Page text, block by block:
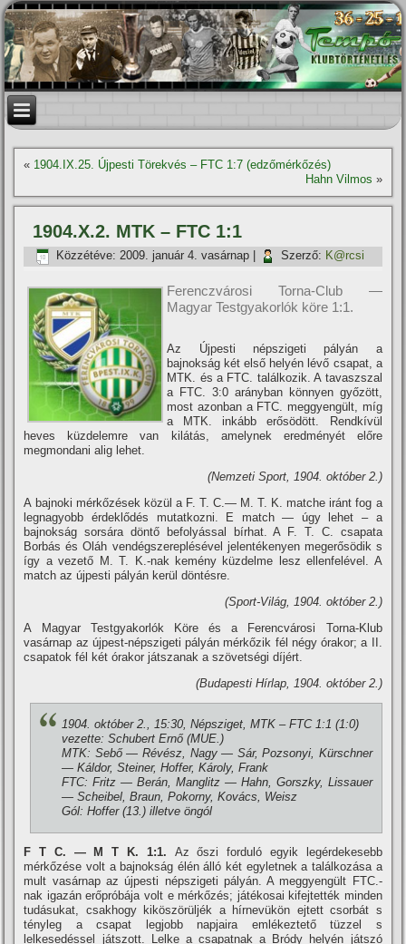
« 1904.IX.25. Újpesti Törekvés – FTC 1:7 (edzőmérkőzés)
Hahn Vilmos »
1904.X.2. MTK – FTC 1:1
Közzétéve: 2009. január 4. vasárnap Szerző: K@rcsi
Ferenczvárosi Torna-Club —
Magyar Testgyakorlók köre 1:1.
Az Újpesti népszigeti pályán a
bajnokság két első helyén lévő csapat, a
MTK. és a FTC. találkozik. A tavaszszal
a FTC. 3:0 arányban könnyen győzött,
most azonban a FTC. meggyengült, mí­g
a MTK. inkább erősödött. Rendkí­vül
heves küzdelemre van kilátás, amelynek eredményét előre
megmondani alig lehet.
(Nemzeti Sport, 1904. október 2.)
A bajnoki mérkőzések közül a F. T. C.— M. T. K. matche iránt fog a
legnagyobb érdeklődés mutatkozni. E match — úgy lehet – a
bajnokság sorsára döntő befolyással bí­rhat. A F. T. C. csapata
Borbás és Oláh vendégszereplésével jelentékenyen megerősödik s
í­gy a vezető M. T. K.-nak kemény küzdelme lesz ellenfelével. A
match az újpesti pályán kerül döntésre.
(Sport-Világ, 1904. október 2.)
A Magyar Testgyakorlók Köre és a Ferencvárosi Torna-Klub
vasárnap az újpest-népszigeti pályán mérkőzik fél négy órakor; a II.
csapatok fél két órakor játszanak a szövetségi dí­jért.
(Budapesti Hí­rlap, 1904. október 2.)
1904. október 2., 15:30, Népsziget, MTK – FTC 1:1 (1:0)
vezette: Schubert Ernő (MUE.)
MTK: Sebő — Révész, Nagy — Sár, Pozsonyi, Kürschner
— Káldor, Steiner, Hoffer, Károly, Frank
FTC: Fritz — Berán, Manglitz — Hahn, Gorszky, Lissauer
— Scheibel, Braun, Pokorny, Kovács, Weisz
Gól: Hoffer (13.) illetve öngól
F T C. — M T K. 1:1. Az őszi forduló egyik legérdekesebb
mérkőzése volt a bajnokság élén álló két egyletnek a találkozása a
mult vasárnap az újpesti népszigeti pályán. A meggyengült FTC.-
nak igazán erőpróbája volt e mérkőzés; játékosai kifejtették minden
tudásukat, csakhogy kiköszörüljék a hí­rnevükön ejtett csorbát s
tényleg a csapat legjobb napjaira emlékeztető tüzzel s
lelkesedéssel játszott. Lelke a csapatnak a Bródy helyén játszó